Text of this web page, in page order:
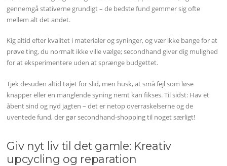
gennemgå stativerne grundigt – de bedste fund gemmer sig ofte
mellem alt det andet.
Kig altid efter kvalitet i materialer og syninger, og vær ikke bange for at
prøve ting, du normalt ikke ville vælge; secondhand giver dig mulighed
for at eksperimentere uden at sprænge budgettet.
Tjek desuden altid tøjet for slid, men husk, at små fejl som løse
knapper eller en manglende syning nemt kan fikses. Til sidst: Hav et
åbent sind og nyd jagten – det er netop overraskelserne og de
uventede fund, der gør secondhand-shopping til noget særligt!
Giv nyt liv til det gamle: Kreativ
upcycling og reparation